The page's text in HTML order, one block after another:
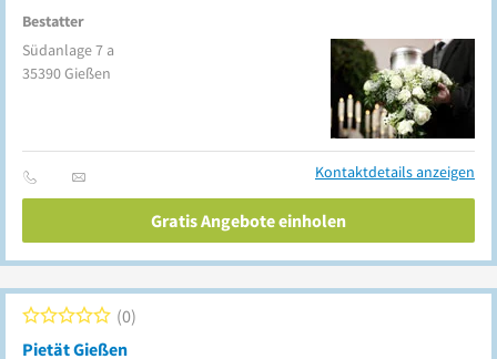
Bestatter
Südanlage 7 a
35390Gießen
Kontaktdetails anzeigen
Gratis Angebote einholen
Pietät Gießen
0